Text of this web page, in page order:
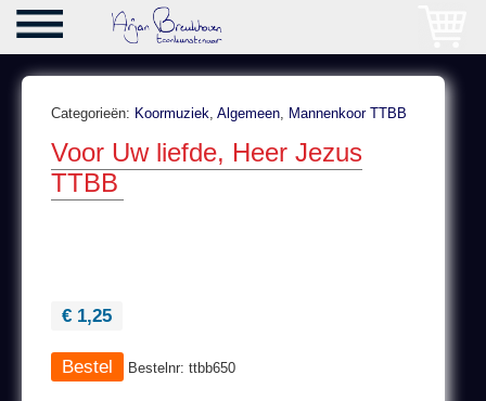
Categorieën: Koormuziek, Algemeen, Mannenkoor TTBB
Voor Uw liefde, Heer Jezus
TTBB
€ 1,25
Bestelnr: ttbb650